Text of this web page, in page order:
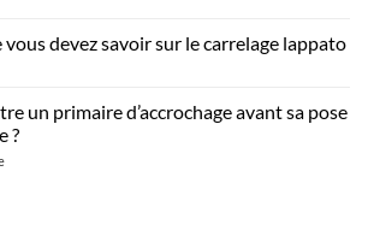
vous devez savoir sur le carrelage lappato
un primaire d’accrochage avant sa pose
?
sur